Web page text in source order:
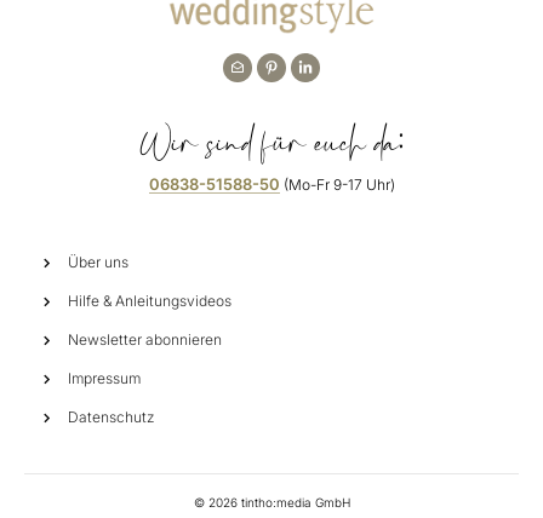
Wir sind für euch da:
06838-51588-50 (Mo-Fr 9-17 Uhr)
Über uns
Hilfe & Anleitungsvideos
Newsletter abonnieren
Impressum
Datenschutz
© 2026tintho:media GmbH